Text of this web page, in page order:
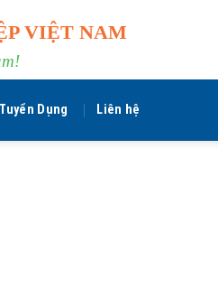
VIỆT NAM
Dụng Liên hệ